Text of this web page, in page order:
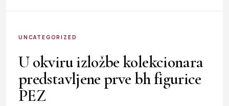
UNCATEGORIZED
U okviru izložbe kolekcionara
predstavljene prve bh figurice
PEZ